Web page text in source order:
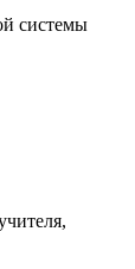
системы